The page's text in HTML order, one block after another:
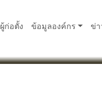
ผู้ก่อตั้ง ข้อมูลองค์กร ข่า